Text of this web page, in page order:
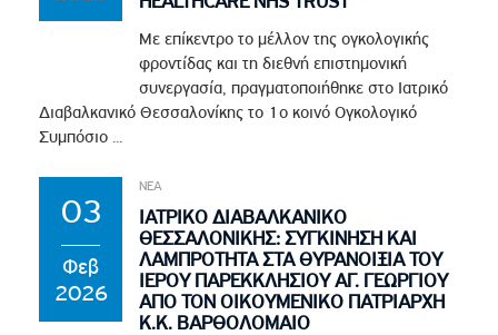
Με επίκεντρο το μέλλον της ογκολογικής
φροντίδας και τη διεθνή επιστημονική
συνεργασία, πραγματοποιήθηκε στο Ιατρικό
Διαβαλκανικό Θεσσαλονίκης το 1ο κοινό Ογκολογικό
Συμπόσιο ...
03
Φεβ
2026
ΝΕΑ
ΙΑΤΡΙΚΟ ΔΙΑΒΑΛΚΑΝΙΚΟ
ΘΕΣΣΑΛΟΝΙΚΗΣ: ΣΥΓΚΙΝΗΣΗ ΚΑΙ
ΛΑΜΠΡΟΤΗΤΑ ΣΤΑ ΘΥΡΑΝΟΙΞΙΑ ΤΟΥ
ΙΕΡΟΥ ΠΑΡΕΚΚΛΗΣΙΟΥ ΑΓ. ΓΕΩΡΓΙΟΥ
ΑΠΟ ΤΟΝ ΟΙΚΟΥΜΕΝΙΚΟ ΠΑΤΡΙΑΡΧΗ
Κ.Κ. ΒΑΡΘΟΛΟΜΑΙΟ